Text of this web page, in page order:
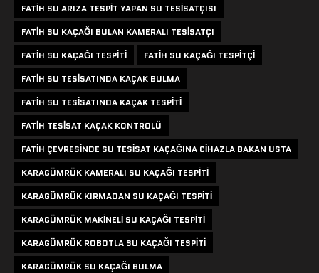
FATIH SU ARIZA TESPIT YAPAN SU TESISATÇISI
FATIH SU KAÇAĞI BULAN KAMERALI TESISATÇI
FATIH SU KAÇAĞI TESPITI
FATIH SU KAÇAĞI TESPITÇI
FATIH SU TESISATINDA KAÇAK BULMA
FATIH SU TESISATINDA KAÇAK TESPITI
FATIH TESISAT KAÇAK KONTROLÜ
FATIH ÇEVRESINDE SU TESISAT KAÇAĞINA CIHAZLA BAKAN USTA
KARAGÜMRÜK KAMERALI SU KAÇAĞI TESPITI
KARAGÜMRÜK KIRMADAN SU KAÇAĞI TESPITI
KARAGÜMRÜK MAKINELI SU KAÇAĞI TESPITI
KARAGÜMRÜK ROBOTLA SU KAÇAĞI TESPITI
KARAGÜMRÜK SU KAÇAĞI BULMA